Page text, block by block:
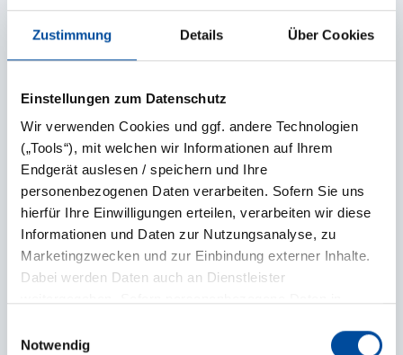
Zustimmung Details Über Cookies
Einstellungen zum Datenschutz
Wir verwenden Cookies und ggf. andere Technologien
(„Tools“), mit welchen wir Informationen auf Ihrem
Endgerät auslesen / speichern und Ihre
personenbezogenen Daten verarbeiten. Sofern Sie uns
hierfür Ihre Einwilligungen erteilen, verarbeiten wir diese
Informationen und Daten zur Nutzungsanalyse, zu
Marketingzwecken und zur Einbindung externer Inhalte.
Dabei werden Daten auch an Dienstleister
Behörden auf diese Daten zugreifen und sie auswerten,
Notwendig
unterversichert bist.
Das bedeutet: Deine Sachen sind ausreichend
geschützt – auch wenn sie viel wert sind.
Gemietete und geliehene
Ausrüstung
Sie leihen sich eine Jagdausrüstung von jemandem?
Oder jemand leiht sich Ihre Ausrüstung?
Kein Problem!
Die Versicherung schützt auch geliehene oder
gemietete Jagdausrüstung.
abgesichert –